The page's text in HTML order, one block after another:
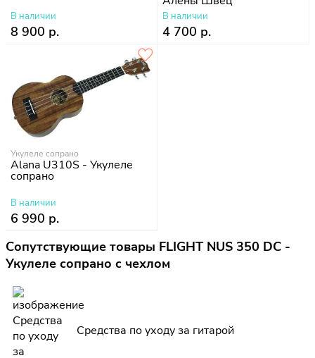
В наличии
8 900 р.
В наличии
4 700 р.
Укулеле сопрано
Alana U310S - Укулеле
сопрано
В наличии
6 990 р.
Сопутствующие товары FLIGHT NUS 350 DC -
Укулеле сопрано с чехлом
Средства по уходу за гитарой